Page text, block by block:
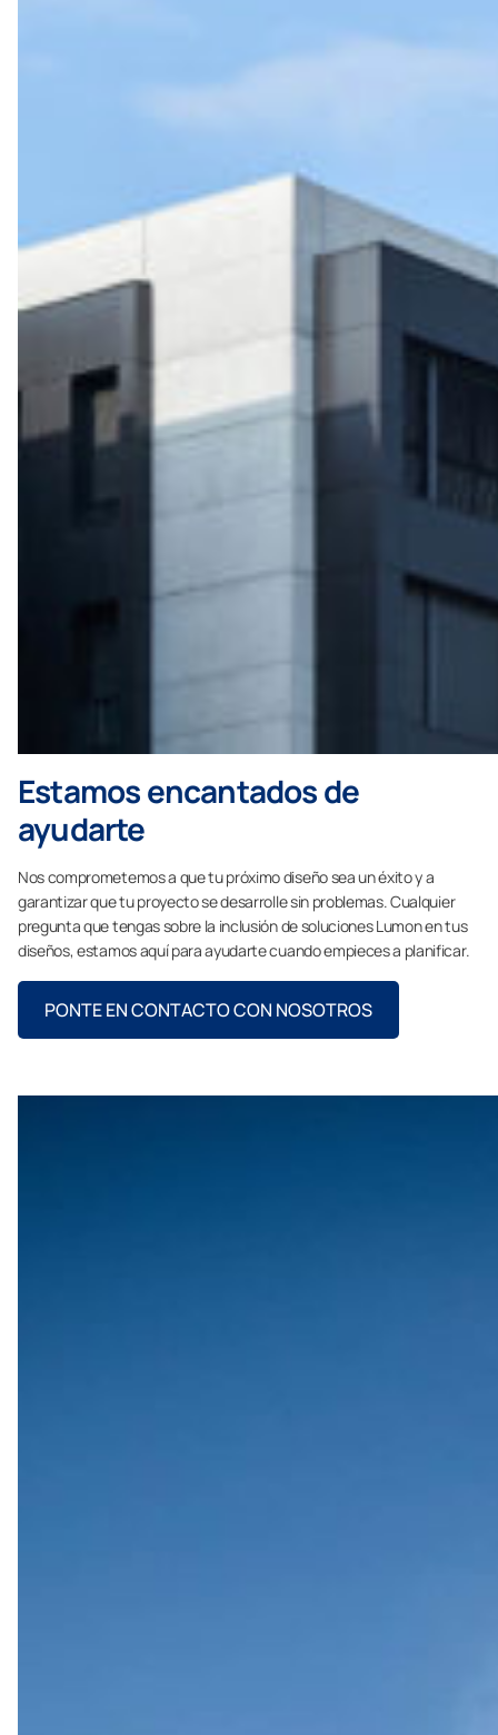
Estamos encantados de
ayudarte
Nos comprometemos a que tu próximo diseño sea un éxito y a
garantizar que tu proyecto se desarrolle sin problemas. Cualquier
pregunta que tengas sobre la inclusión de soluciones Lumon en tus
diseños, estamos aquí para ayudarte cuando empieces a planificar.
PONTE EN CONTACTO CON NOSOTROS